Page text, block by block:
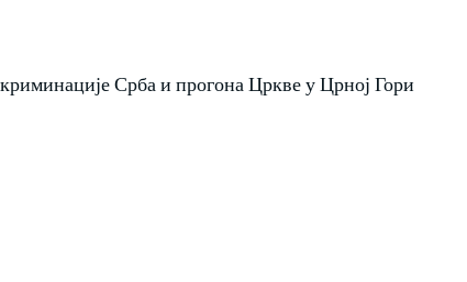
Срба и прогона Цркве у Црној Гори